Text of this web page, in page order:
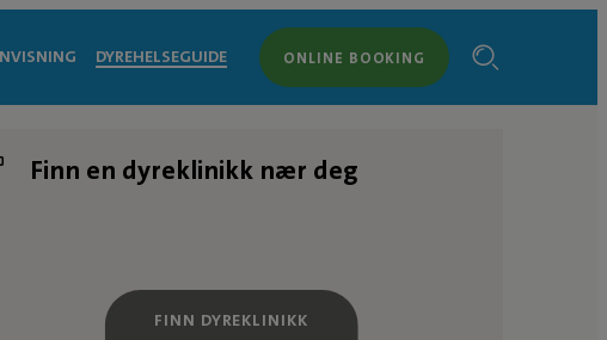
DYREHELSEGUIDE ONLINE BOOKING
Finn en dyreklinikk nær deg
FINN DYREKLINIKK